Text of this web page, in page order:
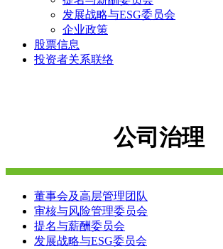
发展战略与ESG委员会
企业政策
股票信息
投资者关系联络
公司治理
董事会及高层管理团队
审核与风险管理委员会
提名与薪酬委员会
发展战略与ESG委员会